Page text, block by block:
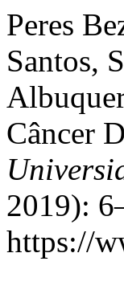
Peres
Santos,
Câncer
2019):
https://